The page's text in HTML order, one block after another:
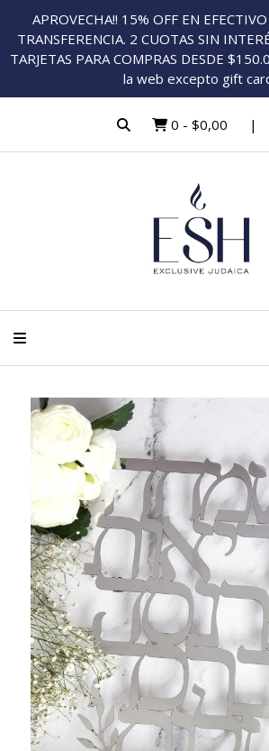
APROVECHA!! 15% OFF EN
TRANSFERENCIA. 2 CUOTAS SIN
TARJETAS PARA COMPRAS DESDE
la web excepto gift
0 - $0,00